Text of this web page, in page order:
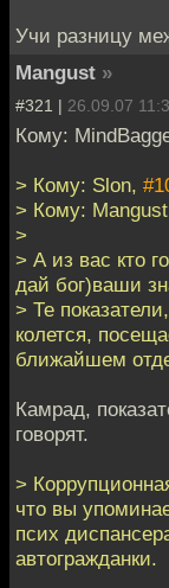
Учи разницу
Mangust »
#321 | 26.09.07
Кому:
> Кому: Slon,
> Кому:
>
> А из вас кто
дай бог)ваши
> Те
колется,
ближайшем
Камрад,
говорят.
>
что вы
псих
автогражданки.